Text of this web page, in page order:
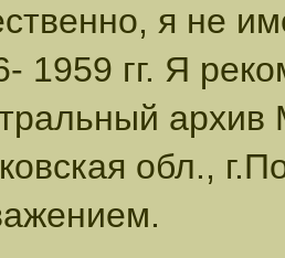
я не
1959 гг. Я
обл.,